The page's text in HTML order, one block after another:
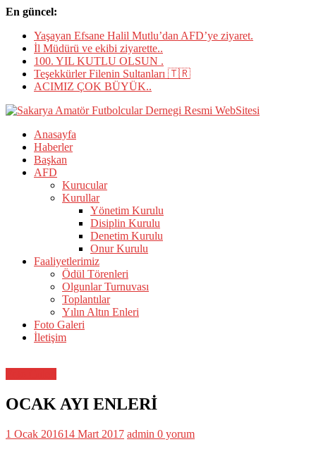
Skip
content
En güncel:
Yaşayan Efsane Halil Mutlu’dan AFD’ye ziyaret.
İl Müdürü ve ekibi ziyarette..
100. YIL KUTLU OLSUN .
Teşekkürler Filenin Sultanları 🇹🇷
ACIMIZ ÇOK BÜYÜK..
Sakarya
Amatör
Futbolcular
kimliği
Futbolcular
Dernegi
Resmi
Slogan
Anasayfa
Haberler
Başkan
AFD
Kurucular
Kurullar
Yönetim Kurulu
Disiplin Kurulu
Denetim Kurulu
Onur Kurulu
Faaliyetlerimiz
Ödül Törenleri
Olgunlar Turnuvası
Toplantılar
Yılın Altın Enleri
Foto Galeri
İletişim
OCAK AYI ENLERİ
1 Ocak 201614 Mart 2017 admin 0 yorum